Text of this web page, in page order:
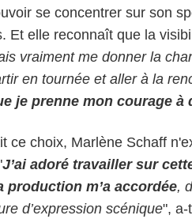
se concentrer sur son
Et elle reconnaît que la
vraiment me donner la
en tournée et aller à la
je prenne mon courage à
ce choix, Marlène Schaff
J’ai adoré travailler sur
production m’a accordée,
d’expression scénique", a-